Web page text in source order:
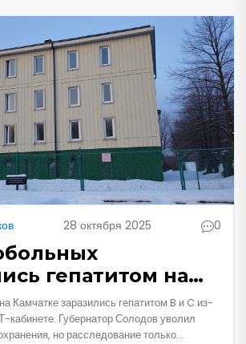
28 октября 2025 0
гепатитом на
из-за ошибки в
Камчатке заразились гепатитом B и C из-
кабинете. Губернатор Солодов уволил
но расследование только